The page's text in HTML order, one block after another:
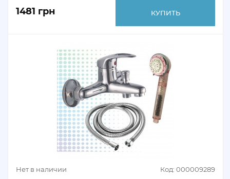
1481 грн КУПИТЬ
Нет в наличии Код: 000009289